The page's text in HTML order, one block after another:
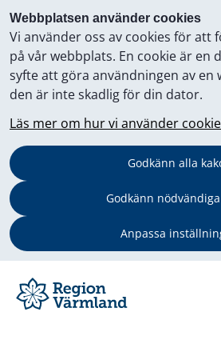
Webbplatsen använder cookies
Vi använder oss av cookies för att
på vår webbplats. En cookie är en
syfte att göra användningen av en
den är inte skadlig för din dator.
Läs mer om hur vi använder
Godkänn alla
Godkänn
Anpassa